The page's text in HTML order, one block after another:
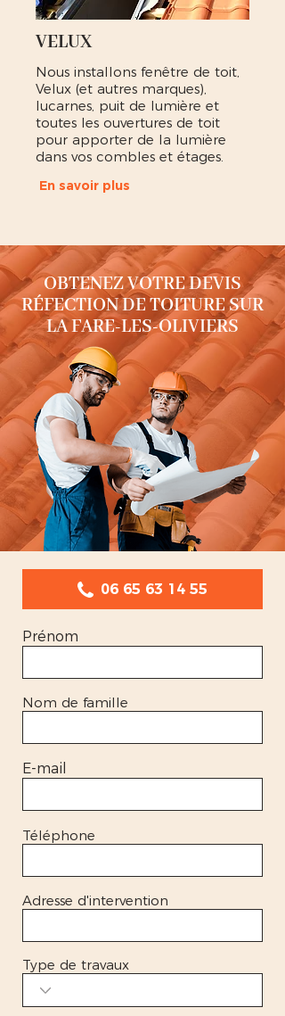
VELUX
Nous installons fenêtre de toit,
Velux (et autres marques),
lucarnes, puit de lumière et
toutes les ouvertures de toit
pour apporter de la lumière
dans vos combles et étages.
En savoir plus
OBTENEZ VOTRE DEVIS
RÉFECTION DE TOITURE SUR
LA FARE-LES-OLIVIERS
06 65 63 14 55
Prénom
Nom de famille
E-mail
Téléphone
Adresse d'intervention
Type de travaux